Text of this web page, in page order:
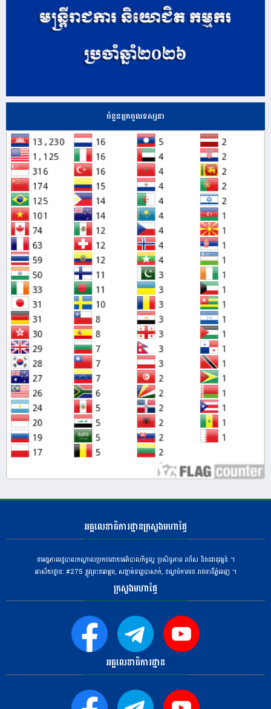
ចំនួនអ្នកចូលទស្សនា
អគ្គលេខាធិការដ្ឋានក្រសួងមហាផ្ទៃ
ជាអង្គភាពរដ្ឋបាលកណ្តាលប្រកបដោយអភិបាលកិច្ចល្អ ប្រសិទ្ធភាព រហ័ស និងនវានុវត្តន៍ ។
អាស័យដ្ឋាន: #275 ​ផ្លូវព្រះនរោត្តម, សង្កាត់ទន្លេបាសាក់, ខណ្ឌចំការមន រាជធានីភ្នំពេញ ។
ក្រសួងមហាផ្ទៃ
អគ្គលេខាធិការដ្ឋាន